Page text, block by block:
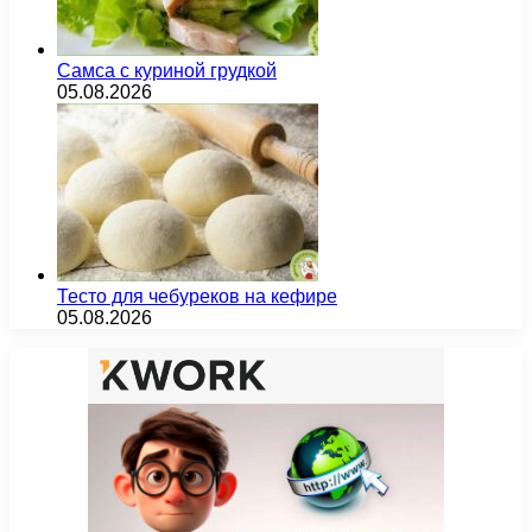
Самса с куриной грудкой
05.08.2026
Тесто для чебуреков на кефире
05.08.2026